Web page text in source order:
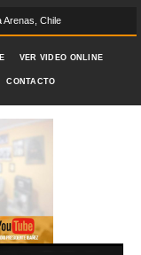
Arenas, Chile
VER VIDEO ONLINE
CONTACTO